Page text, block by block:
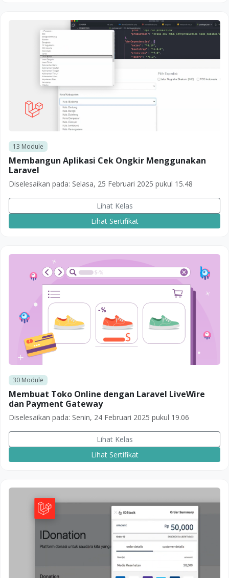
13 Module
Membangun Aplikasi Cek Ongkir Menggunakan
Laravel
Diselesaikan pada: Selasa, 25 Februari 2025 pukul 15.48
Lihat Kelas
Lihat Sertifikat
30Module
Membuat Toko Online dengan Laravel LiveWire
dan Payment Gateway
Diselesaikan pada: Senin, 24 Februari 2025 pukul 19.06
Lihat Kelas
Lihat Sertifikat